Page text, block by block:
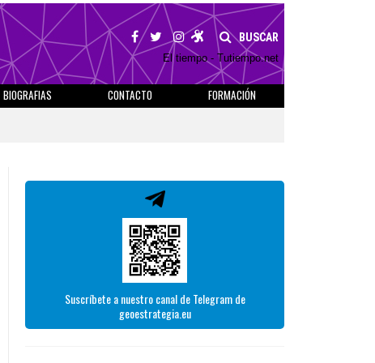
BUSCAR
El tiempo - Tutiempo.net
BIOGRAFIAS CONTACTO
FORMACIÓN
Suscríbete a nuestro canal de Telegram de
geoestrategia.eu